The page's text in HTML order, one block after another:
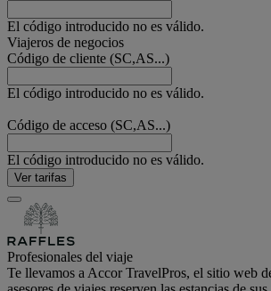
El código introducido no es válido.
Viajeros de negocios
Código de cliente (SC,AS...)
El código introducido no es válido.
Código de acceso (SC,AS...)
El código introducido no es válido.
Ver tarifas
Profesionales del viaje
Te llevamos a Accor TravelPros, el sitio web